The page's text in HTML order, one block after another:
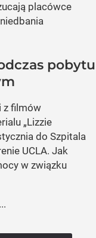
placówce
pobytu
z filmów
„Lizzie
do Szpitala
UCLA. Jak
w związku